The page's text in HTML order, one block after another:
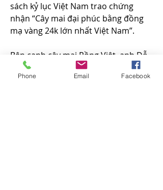
sách kỷ lục Việt Nam trao chứng
nhận “Cây mai đại phúc bằng đồng
mạ vàng 24k lớn nhất Việt Nam”.
Bên cạnh cây mai Rồng Việt, anh Đỗ
Xuân Ngọc còn cho ra đời một cây
mai khác tên là Mai vàng Đại Phúc.
Phone Email Facebook